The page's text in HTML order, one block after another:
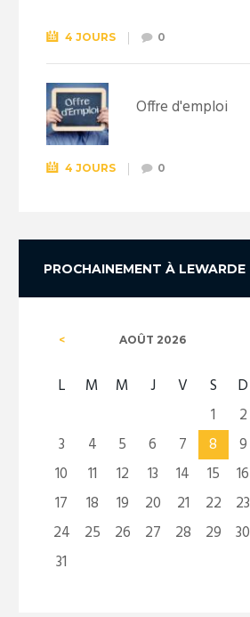
4 JOURS 0
Offre d'emploi
4 JOURS 0
PROCHAINEMENT À LEWARDE
AOÛT 2026
L M M J V S
D
1
2
3
4 5 6 7 8
9
10
11 12 13 14 15
16
17
18 19 20 21 22
23
24
25 26 27 28 29
30
31